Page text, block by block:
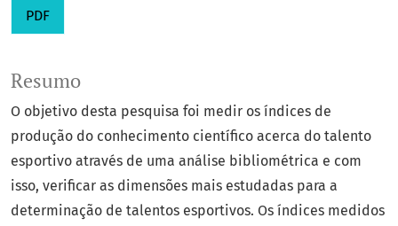
PDF
Resumo
O objetivo desta pesquisa foi medir os índices de
produção do conhecimento científico acerca do talento
esportivo através de uma análise bibliométrica e com
isso, verificar as dimensões mais estudadas para a
determinação de talentos esportivos. Os índices medidos